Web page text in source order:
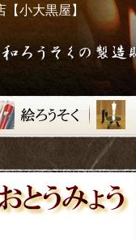
小大黒屋】